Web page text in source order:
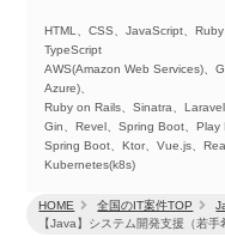
HOME 全国のIT案件TOP
【Java】システム開発支援（若手
HTML、CSS、JavaScript、
TypeScript
AWS(Amazon Web Services)、
Azure)、
Ruby on Rails、Sinatra、
Gin、Revel、Spring Boot、Play
Spring Boot、Ktor、Vue.js、
Kubernetes(k8s)